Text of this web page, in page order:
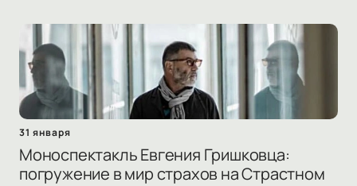
31 января
Моноспектакль Евгения Гришковца:
погружение в мир страхов на Страстном